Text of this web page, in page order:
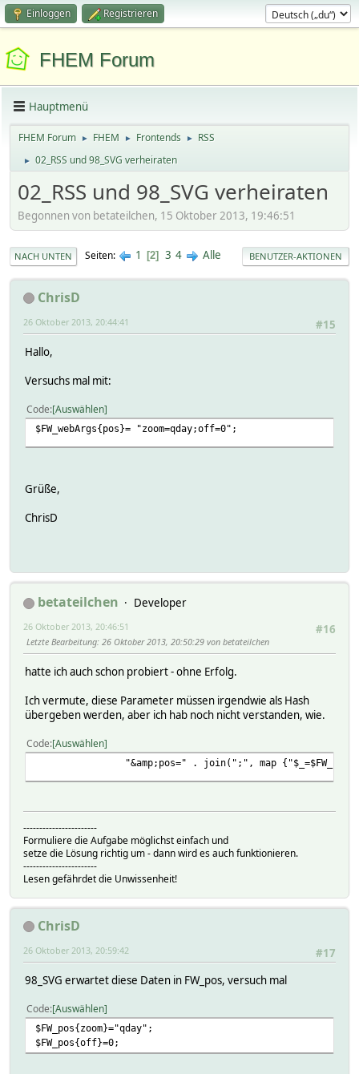
Einloggen Registrieren
FHEM Forum
Hauptmenü
FHEM Forum ► FHEM ► Frontends ► RSS
► 02_RSS und 98_SVG verheiraten
02_RSS und 98_SVG verheiraten
Begonnen von betateilchen, 15 Oktober 2013, 19:46:51
NACH UNTEN Seiten 1 2 3 4 Alle BENUTZER-AKTIONEN
ChrisD
#15
26 Oktober 2013, 20:44:41
Hallo,
Versuchs mal mit:
Code Auswählen
$FW_webArgs{pos}= "zoom=qday;off=0";
Grüße,
ChrisD
betateilchen
Developer
#16
26 Oktober 2013, 20:46:51
Letzte Bearbeitung: 26 Oktober 2013, 20:50:29 von betateilchen
hatte ich auch schon probiert - ohne Erfolg.
Ich vermute, diese Parameter müssen irgendwie als Hash
übergeben werden, aber ich hab noch nicht verstanden, wie.
Code Auswählen
"&amp;pos=" . join(";", map {"$_=$FW_pos{$_}"}
-----------------------
Formuliere die Aufgabe möglichst einfach und
setze die Lösung richtig um - dann wird es auch funktionieren.
-----------------------
Lesen gefährdet die Unwissenheit!
ChrisD
#17
26 Oktober 2013, 20:59:42
98_SVG erwartet diese Daten in FW_pos, versuch mal
Code Auswählen
$FW_pos{zoom}="qday";
$FW_pos{off}=0;